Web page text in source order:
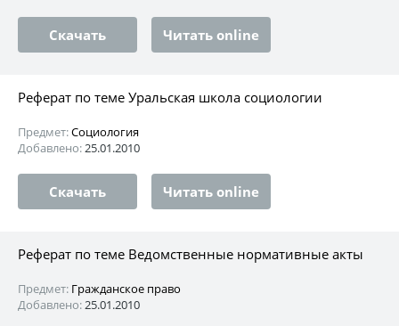
Скачать Читать online
Реферат по теме Уральская школа социологии
Предмет:Социология
Добавлено:25.01.2010
Скачать Читать online
Реферат по теме Ведомственные нормативные акты
Предмет: Гражданское право
Добавлено:25.01.2010